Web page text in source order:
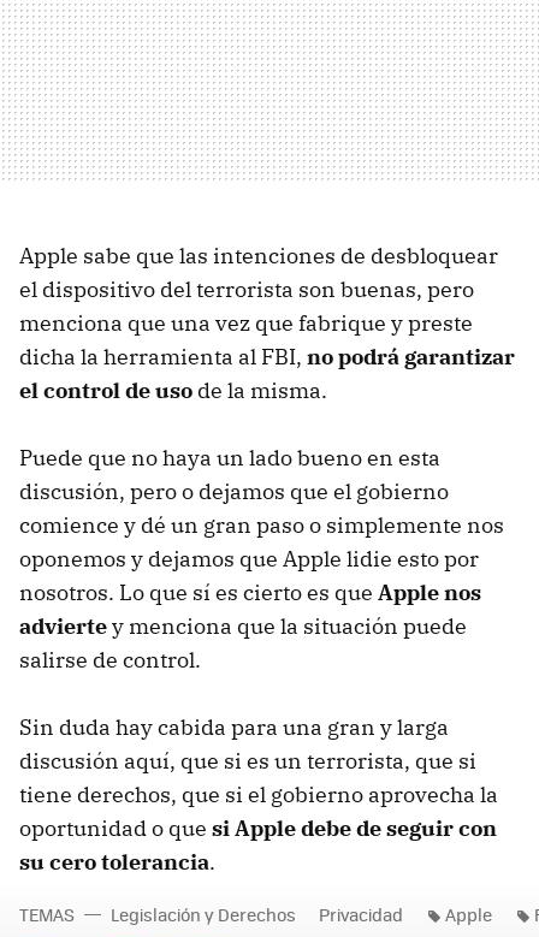
Apple sabe que las intenciones de desbloquear
el dispositivo del terrorista son buenas, pero
menciona que una vez que fabrique y preste
dicha la herramienta al FBI, no podrá garantizar
el control de uso de la misma.
Puede que no haya un lado bueno en esta
discusión, pero o dejamos que el gobierno
comience y dé un gran paso o simplemente nos
oponemos y dejamos que Apple lidie esto por
nosotros. Lo que sí es cierto es que Apple nos
adviertey menciona que la situación puede
salirse de control.
Sin duda hay cabida para una gran y larga
discusión aquí, que si es un terrorista, que si
tiene derechos, que si el gobierno aprovecha la
oportunidad o que si Apple debe de seguir con
su cero tolerancia.
TEMAS Legislación y Derechos Privacidad Apple